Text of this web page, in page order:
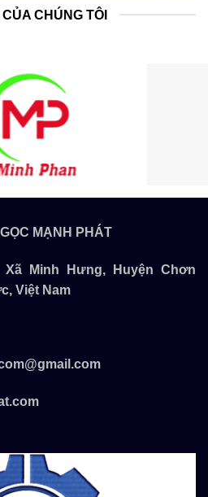
CHÚNG TÔI
MẠNH PHÁT
Minh Hưng, Huyện Chơn
Việt Nam